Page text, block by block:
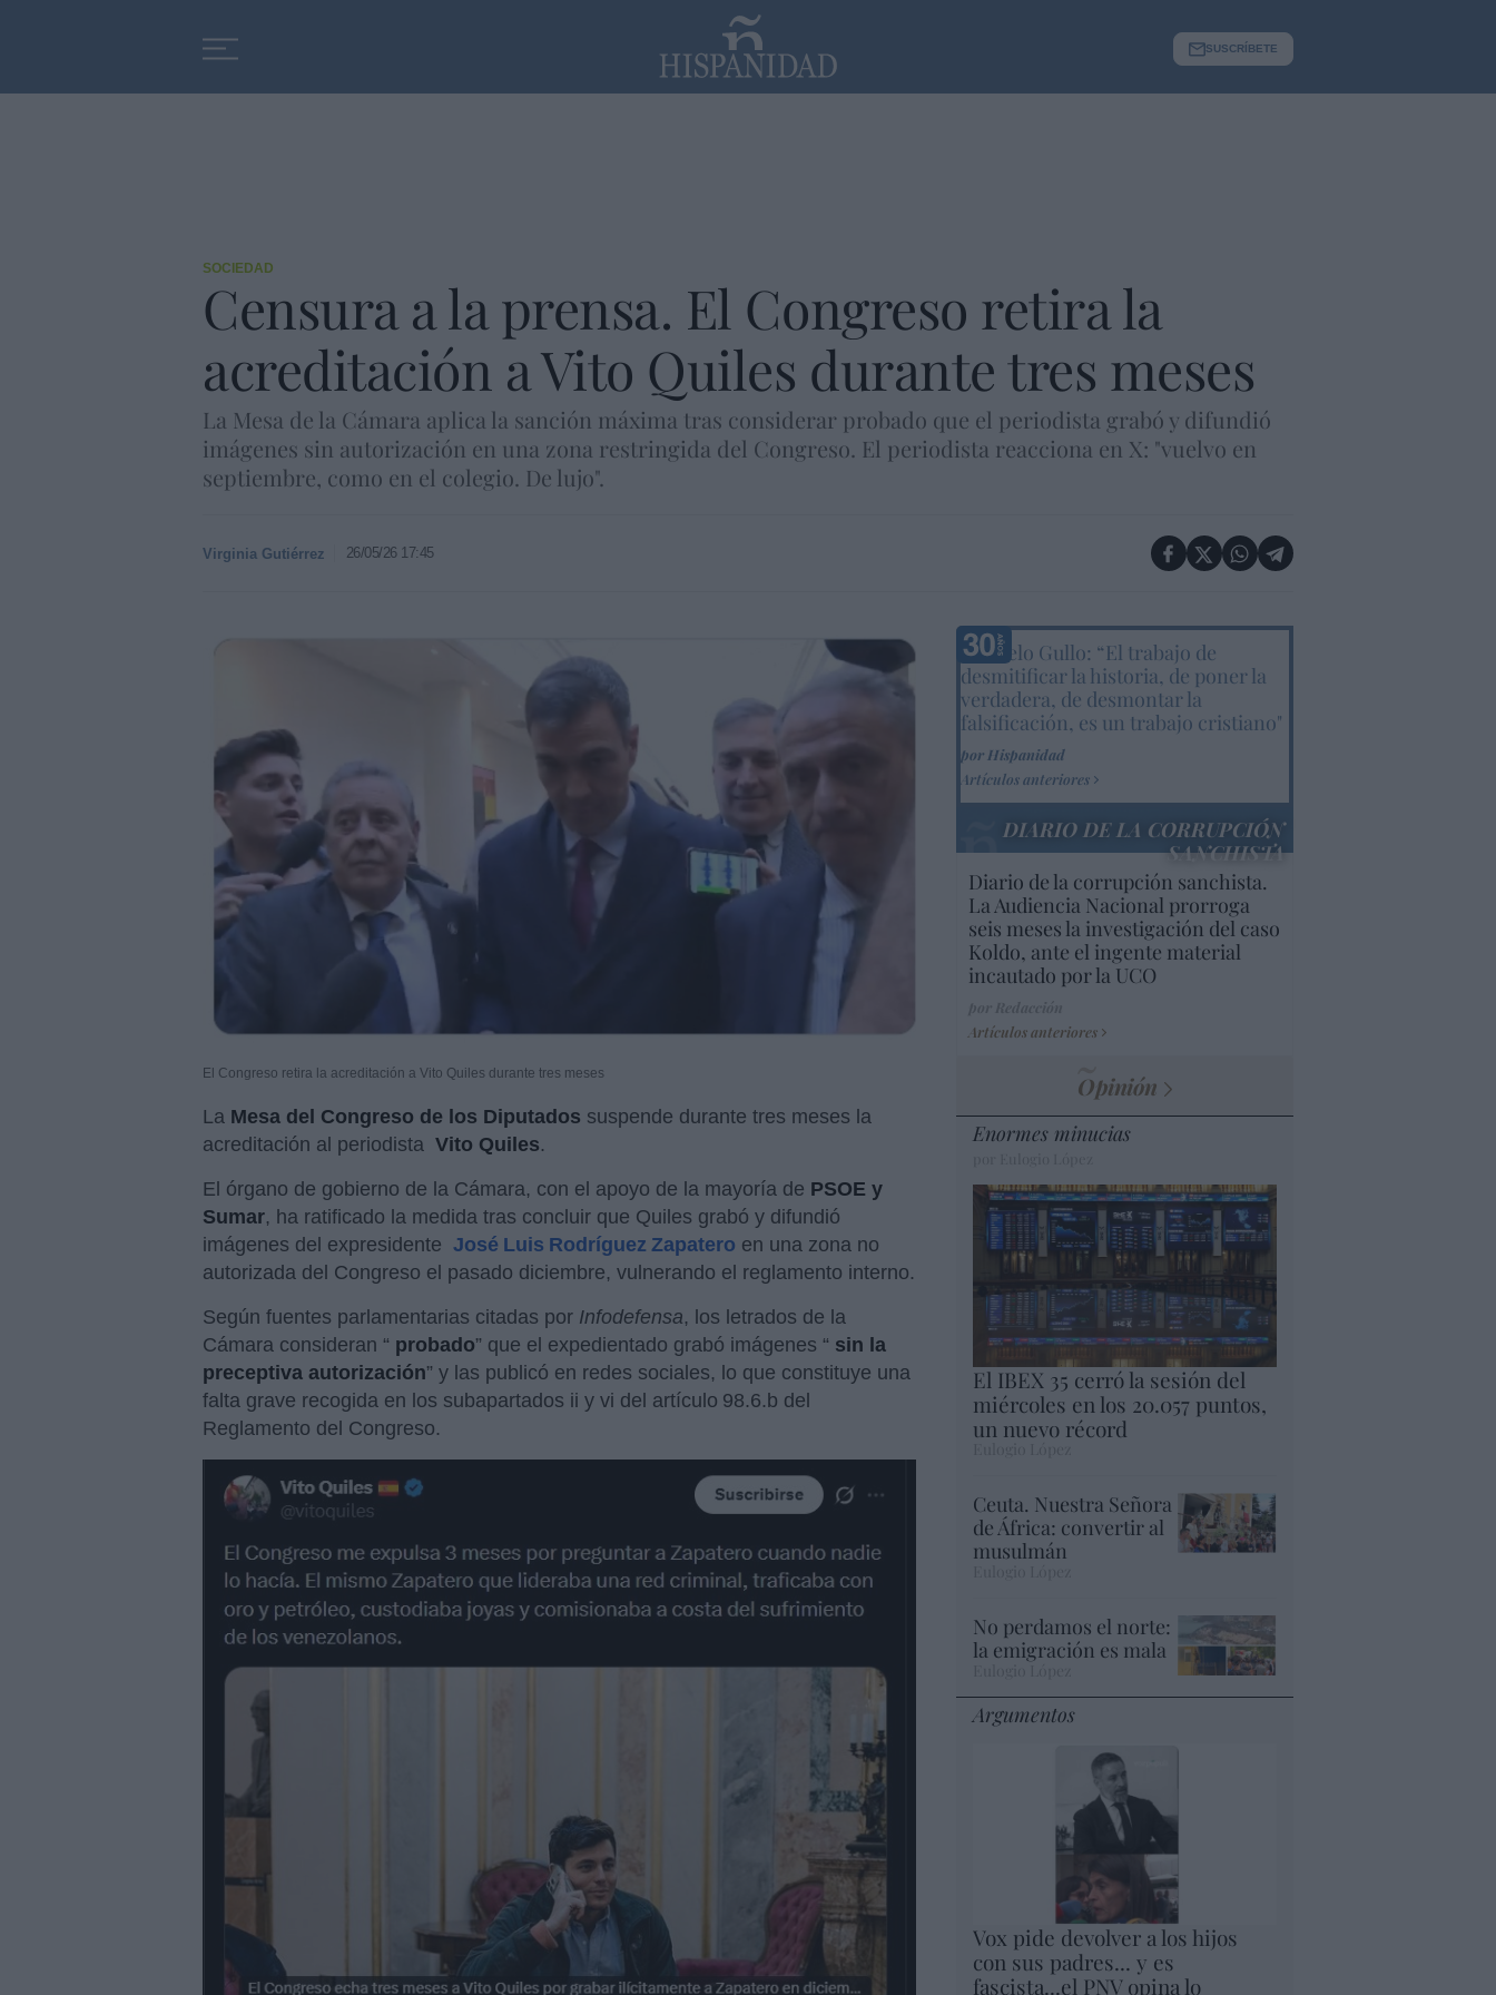
SUSCRÍBETE
SOCIEDAD
Censura a la prensa. El Congreso retira la
acreditación a Vito Quiles durante tres meses
La Mesa de la Cámara aplica la sanción máxima tras considerar probado que el periodista grabó y difundió
imágenes sin autorización en una zona restringida del Congreso. El periodista reacciona en X: "vuelvo en
septiembre, como en el colegio. De lujo".
Virginia Gutiérrez 26/05/26 17:45
El Congreso retira la acreditación a Vito Quiles durante tres meses
La Mesa del Congreso de los Diputados suspende durante tres meses la
acreditación al periodista Vito Quiles.
El órgano de gobierno de la Cámara, con el apoyo de la mayoría de PSOE y
Sumar, ha ratificado la medida tras concluir que Quiles grabó y difundió
imágenes del expresidente José Luis Rodríguez Zapatero en una zona no
autorizada del Congreso el pasado diciembre, vulnerando el reglamento interno.
Según fuentes parlamentarias citadas por Infodefensa, los letrados de la
Cámara consideran “ probado” que el expedientado grabó imágenes “ sin la
preceptiva autorización” y las publicó en redes sociales, lo que constituye una
falta grave recogida en los subapartados ii y vi del artículo 98.6.b del
Reglamento del Congreso.
Marcelo Gullo: “El trabajo de
desmitificar la historia, de poner la
verdadera, de desmontar la
falsificación, es un trabajo cristiano"
por Hispanidad
Artículos anteriores
DIARIO DE LA CORRUPCIÓN
SANCHISTA
Diario de la corrupción sanchista.
La Audiencia Nacional prorroga
seis meses la investigación del caso
Koldo, ante el ingente material
incautado por la UCO
Artículos anteriores
Opinión
Enormes minucias
El IBEX 35 cerró la sesión del
miércoles en los 20.057 puntos,
un nuevo récord
Ceuta. Nuestra Señora
de África: convertir al
musulmán
No perdamos el norte:
la emigración es mala
Argumentos
Vox pide devolver a los hijos
con sus padres... y es
fascista...el PNV opina lo